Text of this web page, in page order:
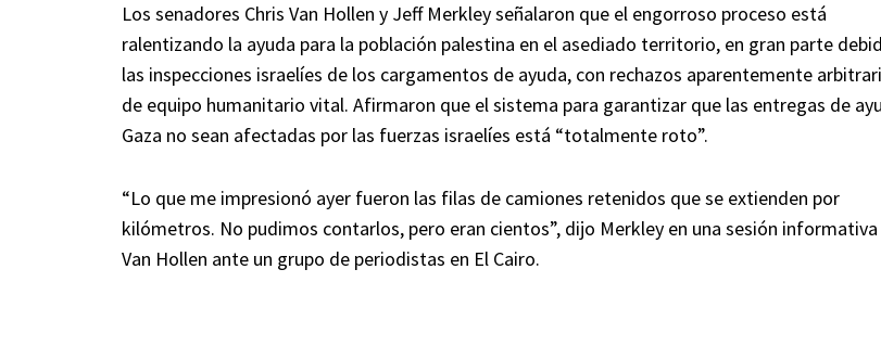
Los senadores Chris Van Hollen y Jeff Merkley señalaron que el engorroso proceso está
ralentizando la ayuda para la población palestina en el asediado territorio, en gran parte
las inspecciones israelíes de los cargamentos de ayuda, con rechazos aparentemente
de equipo humanitario vital. Afirmaron que el sistema para garantizar que las entregas de
Gaza no sean afectadas por las fuerzas israelíes está “totalmente roto”.
“Lo que me impresionó ayer fueron las filas de camiones retenidos que se extienden por
kilómetros. No pudimos contarlos, pero eran cientos”, dijo Merkley en una sesión informativa
Van Hollen ante un grupo de periodistas en El Cairo.